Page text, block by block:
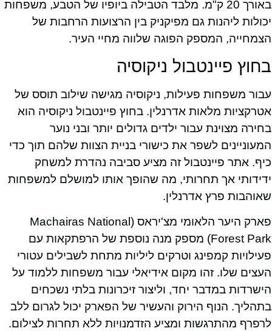
באורך 20 ק"מ. מלבד הטבילה ביופיו של הטבע, משפחות
יכולות ליהנות גם מפיקניק בין הרצועות הרחבות של
הצמחייה, המספק הפוגה שלווה מחיי העיר.
בחוץ פיינטבול ניקוסיה
עבור משפחות פעילות, ניקוסיה מגישה שילוב תוסס של
אטרקציות מלאות אדרנלין. בחוץ פיינטבול ניקוסיה הוא
בחירה מצוינת עבור ילדים גדולים יותר ובני נוער
המעוניינים לשפר את כישורי בניית הצוות שלהם תוך כדי
כיף. אתר פיינטבול זה מציע סביבה נהדרת למשחק
ידידותי אך תחרותי, מה שהופך אותו למושלם למשפחות
שאוהבות פרץ אדרנלין.
פארק היער הלאומי מצ'יראס (Machairas National
Forest Park) מספק מנה נוספת של הרפתקאות עם
פעילויות קמפינג וטרקים ליליות מתחת לשבילים עטורי
העצים שלו. זהו מקום אידיאלי עבור משפחות ללמוד על
הישרדות במדבר יחד, וליצור זיכרונות בלתי נשכחים
בתהליך. הנוף הירוק והעשיר של הפארק יכול לגרום ללב
לרפרף מהתרגשות ומציע הזדמנויות ללא תחרות לצילום.